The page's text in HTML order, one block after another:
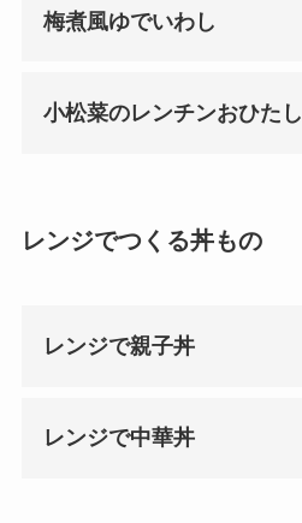
梅煮風ゆでいわし
小松菜のレンチンおひたし
レンジでつくる丼もの
レンジで親子丼
レンジで中華丼